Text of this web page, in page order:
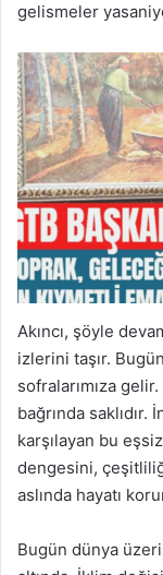
gelismeler
Akıncı, şöyle
izlerini taşır.
sofralarımıza
bağrında saklıdır.
karşılayan bu
dengesini,
aslında hayatı
Bugün dünya